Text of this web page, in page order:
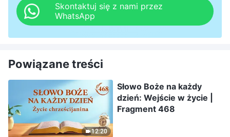
Skontaktuj się z nami przez
WhatsApp
Powiązane treści
12:20
Słowo Boże na każdy
dzień: Wejście w życie |
Fragment 468